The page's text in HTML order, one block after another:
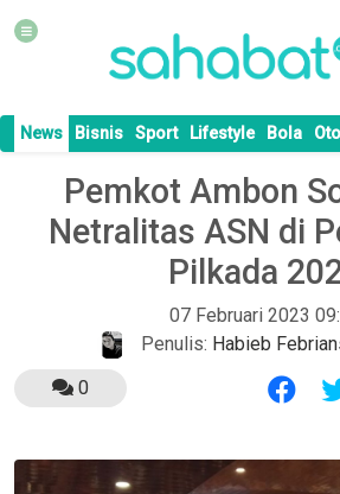
News Bisnis Sport Lifestyle Bola
Pemkot Ambon
Netralitas ASN di
Pilkada
07 Februari 2023
Penulis: Habieb
0